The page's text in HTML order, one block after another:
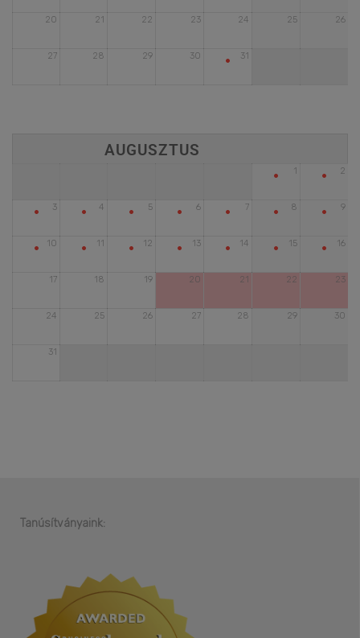
20 21 22 23 24 25 26
27 28 29 30 31
•
1
• 2
•
3
• 4
• 5
• 6
• 7
• 8
• 9
•
10
• 11
• 12
• 13
• 14
• 15
• 16
•
17 18 19 20 21 22 23
24 25 26 27 28 29 30
31
Tanúsítványaink: